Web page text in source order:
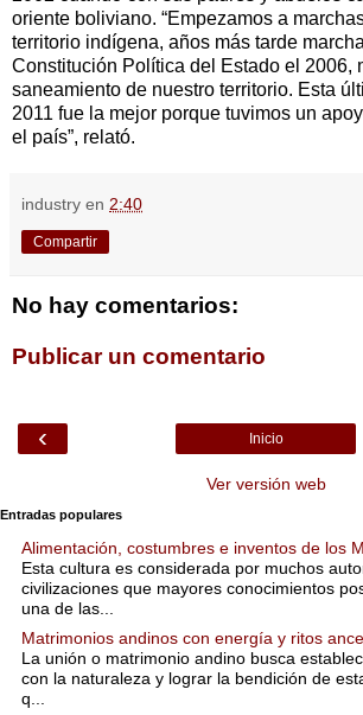
oriente boliviano. “Empezamos a
territorio indígena, años más tarde
Constitución Política del Estado el 2006,
saneamiento de nuestro territorio. Esta
2011 fue la mejor porque tuvimos un
el país”, relató.
industry en 2:40
Compartir
No hay comentarios:
Publicar un comentario
‹ Inicio
Ver versión web
Entradas populares
Alimentación, costumbres e inventos de los
Esta cultura es considerada por muchos
civilizaciones que mayores conocimientos
una de las...
Matrimonios andinos con energía y ritos
La unión o matrimonio andino busca
con la naturaleza y lograr la bendición de
q...